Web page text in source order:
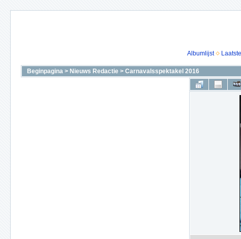
Albumlijst
Beginpagina > Nieuws Redactie > Carnavalsspektakel 2016